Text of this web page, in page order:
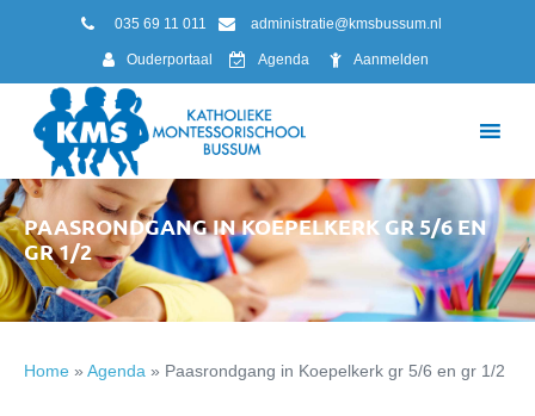
035 69 11 011 administratie@kmsbussum.nl
Ouderportaal Agenda Aanmelden
PAASRONDGANG IN KOEPELKERK GR 5/6 EN
GR 1/2
Home » Agenda » Paasrondgang in Koepelkerk gr 5/6 en gr 1/2